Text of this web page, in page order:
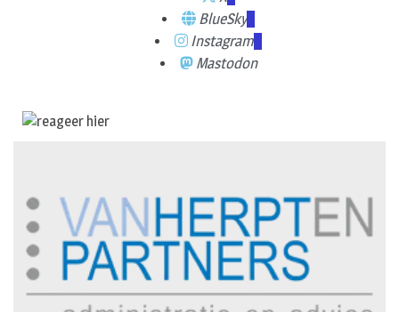
BlueSky
Instagram
Mastodon